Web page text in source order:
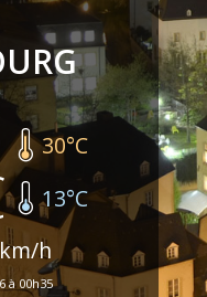
30°C
13°C
km/h
à 00h35